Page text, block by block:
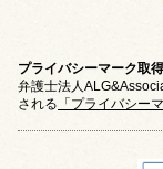
プライバシーマーク取得
弁護士法人
される 「プライバシー